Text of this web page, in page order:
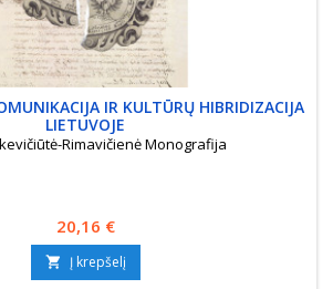
IR KULTŪRŲ HIBRIDIZACIJA
LIETUVOJE
Rimavičienė Monografija
Kaina
20,16 €
 Į krepšelį